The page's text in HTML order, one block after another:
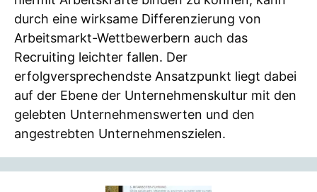
durch eine wirksame Differenzierung von
Arbeitsmarkt-Wettbewerbern auch das
Recruiting leichter fallen. Der
erfolgversprechendste Ansatzpunkt liegt dabei
auf der Ebene der Unternehmenskultur mit den
gelebten Unternehmenswerten und den
angestrebten Unternehmenszielen.